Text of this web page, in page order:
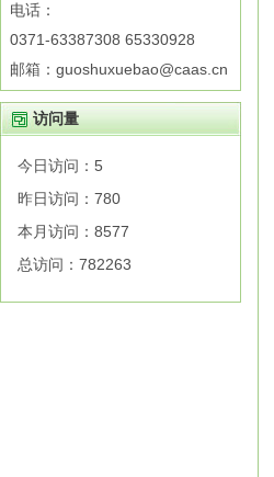
电话：
0371-63387308 65330928
邮箱：guoshuxuebao@caas.cn
访问量
今日访问： 5
昨日访问： 780
本月访问： 8577
总访问： 782263